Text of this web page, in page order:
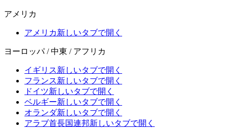
アメリカ
アメリカ新しいタブで開く
ヨーロッパ / 中東 / アフリカ
イギリス新しいタブで開く
フランス新しいタブで開く
ドイツ新しいタブで開く
ベルギー新しいタブで開く
オランダ新しいタブで開く
アラブ首長国連邦新しいタブで開く